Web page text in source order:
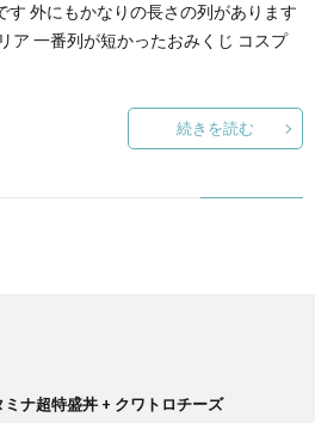
す 外にもかなりの長さの列があります
ア 一番列が短かったおみくじ コスプ
続きを読む
ナ超特盛丼 + クワトロチーズ